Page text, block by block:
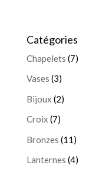
Catégories
Chapelets (7)
Vases (3)
Bijoux (2)
Croix (7)
Bronzes (11)
Lanternes (4)